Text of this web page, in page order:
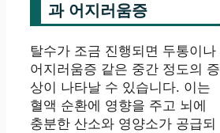
과 어지러움증
탈수가 조금 진행되면 두통이나
어지러움증 같은 중간 정도의 증
상이 나타날 수 있습니다. 이는
혈액 순환에 영향을 주고 뇌에
충분한 산소와 영양소가 공급되